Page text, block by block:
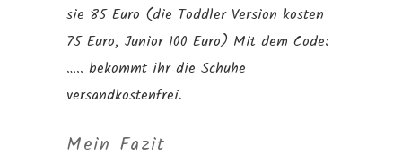
sie 85 Euro (die Toddler Version kosten
75 Euro, Junior 100 Euro) Mit dem Code:
….. bekommt ihr die Schuhe
versandkostenfrei.
Mein Fazit